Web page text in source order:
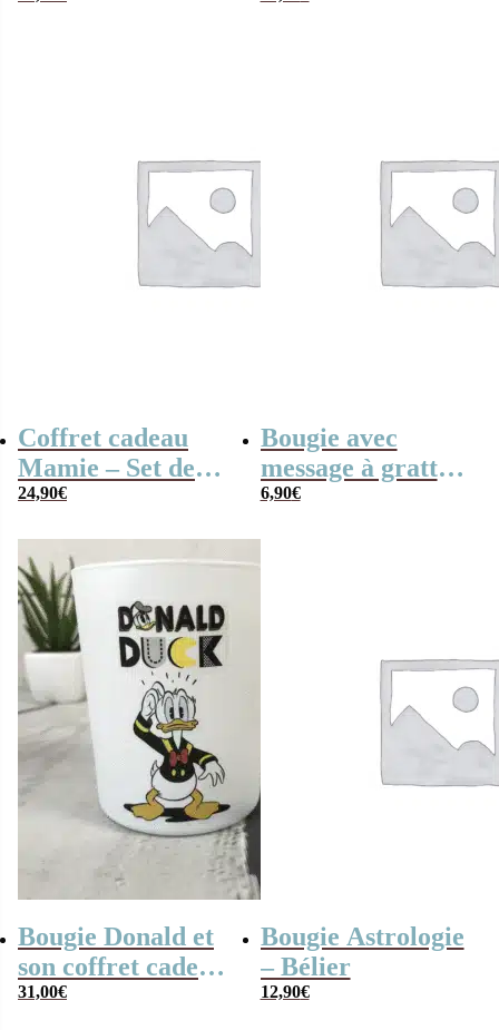
Coffret cadeau
Mamie – Set de
diffuseur de
“ma Mamie
d’amour”
24,90€
Bougie avec
message à gratter
” Je brûle
6,90€
Bougie Donald et
son coffret cadeau
– Parfum herbe
31,00€
Bougie Astrologie
– Bélier
12,90€